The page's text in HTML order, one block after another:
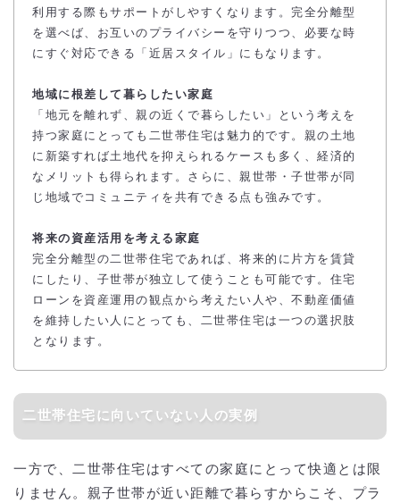
利用する際もサポートがしやすくなります。完全分離型
を選べば、お互いのプライバシーを守りつつ、必要な時
にすぐ対応できる「近居スタイル」にもなります。
地域に根差して暮らしたい家庭
「地元を離れず、親の近くで暮らしたい」という考えを
持つ家庭にとっても二世帯住宅は魅力的です。親の土地
に新築すれば土地代を抑えられるケースも多く、経済的
なメリットも得られます。さらに、親世帯・子世帯が同
じ地域でコミュニティを共有できる点も強みです。
将来の資産活用を考える家庭
完全分離型の二世帯住宅であれば、将来的に片方を賃貸
にしたり、子世帯が独立して使うことも可能です。住宅
ローンを資産運用の観点から考えたい人や、不動産価値
を維持したい人にとっても、二世帯住宅は一つの選択肢
となります。
二世帯住宅に向いていない人の実例
一方で、二世帯住宅はすべての家庭にとって快適とは限
りません。親子世帯が近い距離で暮らすからこそ、プラ